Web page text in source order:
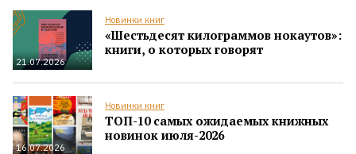
21.07.2026
Новинки книг
«Шестьдесят килограммов нокаутов»:
книги, о которых говорят
16.07.2026
Новинки книг
ТОП-10 самых ожидаемых книжных
новинок июля-2026